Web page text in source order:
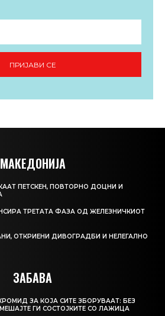
ПРИЈАВИ СЕ
МАКЕДОНИЈА
ПЕТСКЕН, ПОВТОРНО ДОЦНИ И
ТРЕТАТА ФАЗА ОД ЖЕЛЕЗНИЧКИОТ
ОТКРИЕНИ ДИВОГРАДБИ И НЕЛЕГАЛНО
ЗАБАВА
ЗА КОЈА СИТЕ ЗБОРУВААТ: БЕЗ
ГИ СОСТОЈКИТЕ СО ЛАЖИЦА